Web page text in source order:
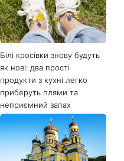
Білі кросівки знову будуть
як нові: два прості
продукти з кухні легко
приберуть плями та
неприємний запах